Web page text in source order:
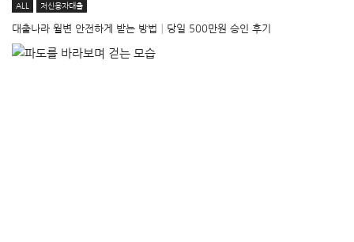
ALL 저신용자대출
대출나라 월변 안전하게 받는 방법│당일 500만원 승인 후기